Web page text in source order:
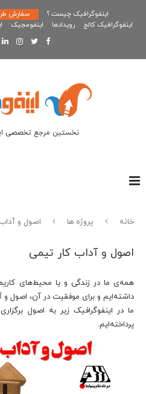
اینفوگرافیک چیست ؟ سفارش
اینفوگرافیک کالج
رویدادها اینفومجیک
نخستین مرجع تخصصی
خانه پروژه ها اصول و
اصول و آداب کار تیمی
همه‌ی ما در زندگی و یا محیط‌های
داشته‌ایم و برای موفقیت در آن، اصول و
ما در اینفوگرافیک زیر به اصول
پرداخته‌ایم.